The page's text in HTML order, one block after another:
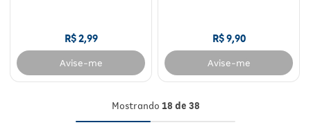
R$2,99
Avise-me
R$9,90
Avise-me
Mostrando 18 de 38